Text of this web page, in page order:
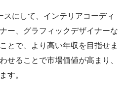
にして、インテリアコーディ
ー、グラフィックデザイナーな
とで、より高い年収を目指せま
せることで市場価値が高まり、
す。